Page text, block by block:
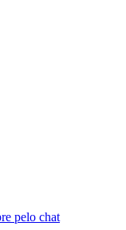
pelo chat